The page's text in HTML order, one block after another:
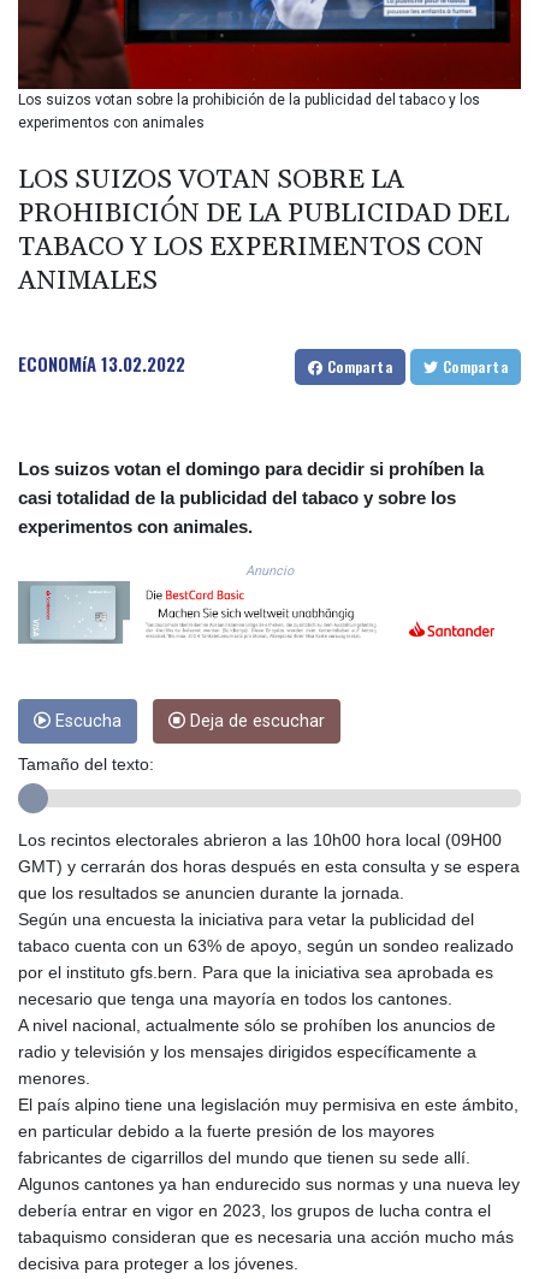
BZD 2.324924
2615.791646
CLP
CNY 7.801236
CNH 7.796982
CUC 1.156149
CUP 30.637949
DJF 205.471255
DKK 7.476127
DOP 67.346134
EGP 57.556612
ETB 186.583498
GBP 0.856793
GEL 3.023376
GIP 0.859298
GMD 84.981404
GNF
10145.207892
GTQ 8.820244
GYD 241.852202
HKD 9.070596
HNL 30.984681
HRK 7.533703
HTG 151.152612
IDR
20582.920659
ILS 3.468274
IMP 0.859298
INR 110.065674
Los suizos votan sobre la prohibición de la publicidad del tabaco y los
experimentos con animales
LOS SUIZOS VOTAN SOBRE LA
PROHIBICIÓN DE LA PUBLICIDAD DEL
TABACO Y LOS EXPERIMENTOS CON
ANIMALES
ECONOMíA13.02.2022 Comparta Comparta
Los suizos votan el domingo para decidir si prohíben la
casi totalidad de la publicidad del tabaco y sobre los
experimentos con animales.
Anuncio
Escucha Deja de escuchar
Tamaño del texto:
Los recintos electorales abrieron a las 10h00 hora local (09H00
GMT) y cerrarán dos horas después en esta consulta y se espera
que los resultados se anuncien durante la jornada.
Según una encuesta la iniciativa para vetar la publicidad del
tabaco cuenta con un 63% de apoyo, según un sondeo realizado
por el instituto gfs.bern. Para que la iniciativa sea aprobada es
necesario que tenga una mayoría en todos los cantones.
A nivel nacional, actualmente sólo se prohíben los anuncios de
radio y televisión y los mensajes dirigidos específicamente a
menores.
El país alpino tiene una legislación muy permisiva en este ámbito,
en particular debido a la fuerte presión de los mayores
fabricantes de cigarrillos del mundo que tienen su sede allí.
Algunos cantones ya han endurecido sus normas y una nueva ley
debería entrar en vigor en 2023, los grupos de lucha contra el
tabaquismo consideran que es necesaria una acción mucho más
decisiva para proteger a los jóvenes.